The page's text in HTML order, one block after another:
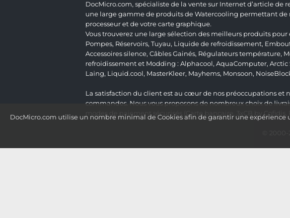
DocMicro.com utilise un nombre minimal de Cookies afin de garantir une
DocMicro.com, spécialiste de la vente sur Internet d’article
une large gamme de produits de Watercooling permettant de
processeur et de votre carte graphique.
Vous trouverez une large sélection des meilleurs produits
Pompes, Réservoirs, Tuyau, Liquide de refroidissement,
Accessoires silence, Câbles Gainés, Régulateurs température,
refroidissement et Modding : Alphacool, AquaComputer, Arctic
Laing, Liquid.cool, MasterKleer, Mayhems, Monsoon,
La satisfaction du client est au cœur de nos préoccupations et
commandes. Nous vous proposons de nombreux choix de
modes de paiement sécurisés (Carte bancaire, 3xCB by Cofidis,